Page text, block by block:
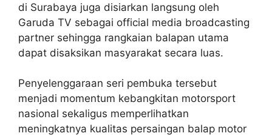
di Surabaya juga disiarkan langsung oleh
Garuda TV sebagai official media broadcasting
partner sehingga rangkaian balapan utama
dapat disaksikan masyarakat secara luas.
Penyelenggaraan seri pembuka tersebut
menjadi momentum kebangkitan motorsport
nasional sekaligus memperlihatkan
meningkatnya kualitas persaingan balap motor